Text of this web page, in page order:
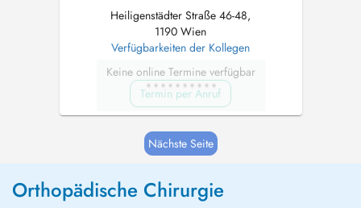
Heiligenstädter Straße 46-48,
1190 Wien
Verfügbarkeiten der Kollegen
Keine online Termine verfügbar
Termin per Anruf
Nächste Seite
Orthopädische Chirurgie